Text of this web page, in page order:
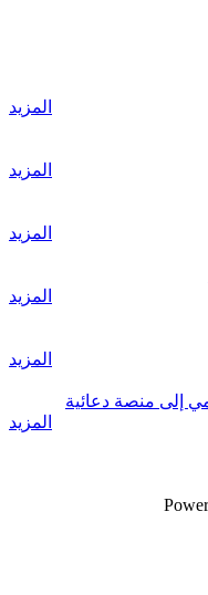
المزيد
المزيد
المزيد
المزيد
المزيد
إلى منصة دعائية
المزيد